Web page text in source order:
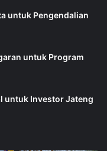
untuk Pengendalian
untuk Program
untuk Investor Jateng